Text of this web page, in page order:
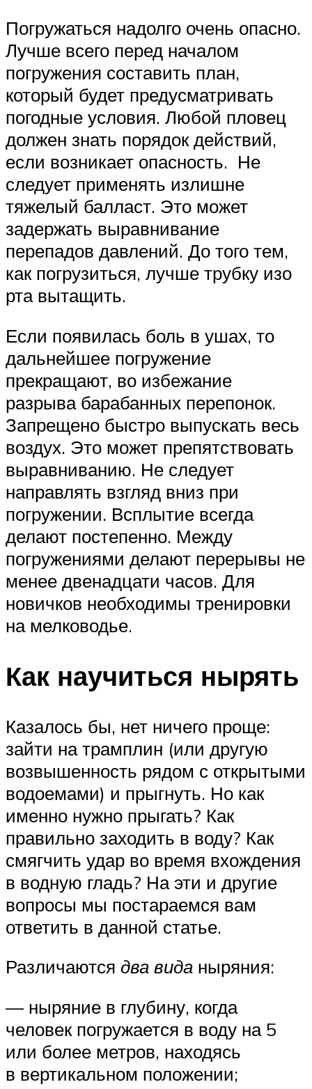
Погружаться надолго очень опасно.
Лучше всего перед началом
погружения составить план,
который будет предусматривать
погодные условия. Любой пловец
должен знать порядок действий,
если возникает опасность. Не
следует применять излишне
тяжелый балласт. Это может
задержать выравнивание
перепадов давлений. До того тем,
как погрузиться, лучше трубку изо
рта вытащить.
Если появилась боль в ушах, то
дальнейшее погружение
прекращают, во избежание
разрыва барабанных перепонок.
Запрещено быстро выпускать весь
воздух. Это может препятствовать
выравниванию. Не следует
направлять взгляд вниз при
погружении. Всплытие всегда
делают постепенно. Между
погружениями делают перерывы не
менее двенадцати часов. Для
новичков необходимы тренировки
на мелководье.
Как научиться нырять
Казалось бы, нет ничего проще:
зайти на трамплин (или другую
возвышенность рядом с открытыми
водоемами) и прыгнуть. Но как
именно нужно прыгать? Как
правильно заходить в воду? Как
смягчить удар во время вхождения
в водную гладь? На эти и другие
вопросы мы постараемся вам
ответить в данной статье.
Различаются два вида ныряния:
— ныряние в глубину, когда
человек погружается в воду на 5
или более метров, находясь
в вертикальном положении;